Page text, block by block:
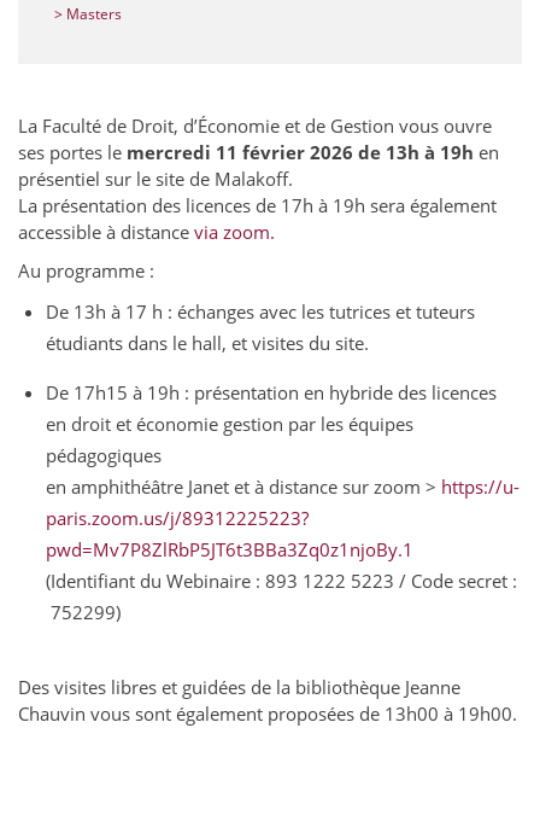
> Masters
La Faculté de Droit, d’Économie et de Gestion vous ouvre
ses portes le mercredi 11 février 2026 de 13h à 19h en
présentiel sur le site de Malakoff.
La présentation des licences de 17h à 19h sera également
accessible à distance via zoom.
Au programme :
De 13h à 17 h : échanges avec les tutrices et tuteurs
étudiants dans le hall, et visites du site.
De 17h15 à 19h : présentation en hybride des licences
en droit et économie gestion par les équipes
pédagogiques
en amphithéâtre Janet et à distance sur zoom > https://u-
paris.zoom.us/j/89312225223?
pwd=Mv7P8ZlRbP5JT6t3BBa3Zq0z1njoBy.1
(Identifiant du Webinaire : 893 1222 5223 / Code secret :
752299)
Des visites libres et guidées de la bibliothèque Jeanne
Chauvin vous sont également proposées de 13h00 à 19h00.